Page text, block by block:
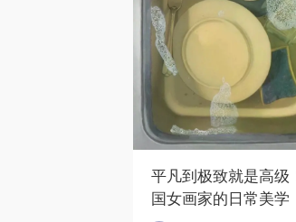
平凡到极致就是高级
国女画家的日常美学